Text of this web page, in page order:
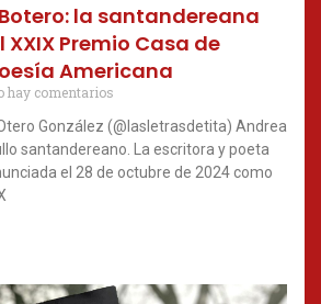
la santandereana
Premio Casa de
Americana
hay comentarios
González (@lasletrasdetita) Andrea
santandereano. La escritora y poeta
el 28 de octubre de 2024 como